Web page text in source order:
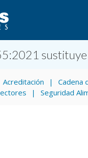
Acreditación Cadena
Seguridad